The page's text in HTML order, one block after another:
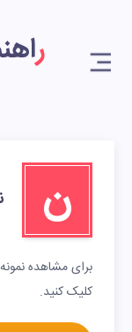
راهنمای آزمون فنی و
ن
برای مشاهده
کلیک کنید.